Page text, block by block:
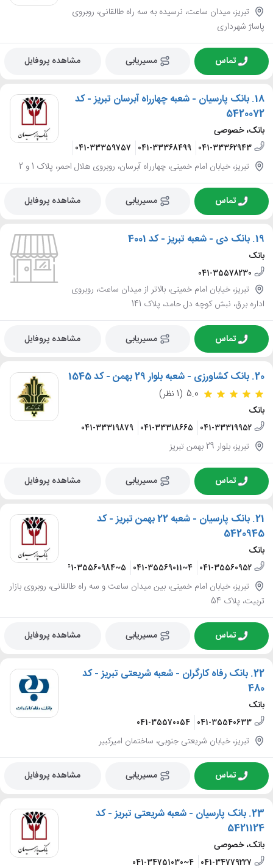
تبریز، میدان ساعت، نرسیده به سه راه طالقانی، روبروی
پاساژ شهرداری
تماس مسیریابی مشاهده پروفایل
18. بانک پارسیان - شعبه چهارراه آبرسان تبریز - کد
5420072
بانک، خصوصی
041-33362943
041-33368499
041-33359757
تبریز، خیابان امام خمینی، چهارراه آبرسان، روبروی هلال احمر، پلاک 1 و 2
تماس مسیریابی مشاهده پروفایل
19. بانک دی - شعبه تبریز - کد 4001
بانک
041-35578230
تبریز، خیابان امام خمینی، بالاتر از میدان ساعت، روبروی
اداره برق، نبش کوچه دل حامد، پلاک 141
تماس مسیریابی مشاهده پروفایل
20. بانک کشاورزی - شعبه بلوار 29 بهمن - کد 1545
5.0 (1 نظر)
بانک
041-33319952
041-33318665
041-33319879
تبریز، بلوار 29 بهمن تبریز
تماس مسیریابی مشاهده پروفایل
21.
بانک پارسیان - شعبه 22 بهمن تبریز - کد
5420945
بانک
041-35560952
041-35569011~4
041-35560984~5
تبریز، خیابان امام خمینی، بین میدان ساعت و سه راه طالقانی، روبروی بازار
تربیت، پلاک 54
تماس مسیریابی مشاهده پروفایل
22. بانک رفاه کارگران - شعبه شریعتی تبریز - کد
480
بانک
041-35540633
041-35570054
تبریز، خیابان شریعتی جنوبی، ساختمان امیرکبیر
تماس مسیریابی مشاهده پروفایل
23. بانک پارسیان - شعبه شریعتی تبریز - کد
5421124
بانک، خصوصی
041-34779227
041-34751030~4